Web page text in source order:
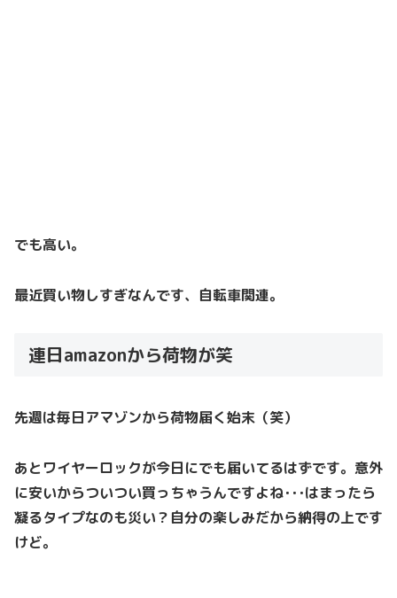
でも高い。
最近買い物しすぎなんです、自転車関連。
連日amazonから荷物が笑
先週は毎日アマゾンから荷物届く始末（笑）
あとワイヤーロックが今日にでも届いてるはずです。意外
に安いからついつい買っちゃうんですよね･･･はまったら
凝るタイプなのも災い？自分の楽しみだから納得の上です
けど。